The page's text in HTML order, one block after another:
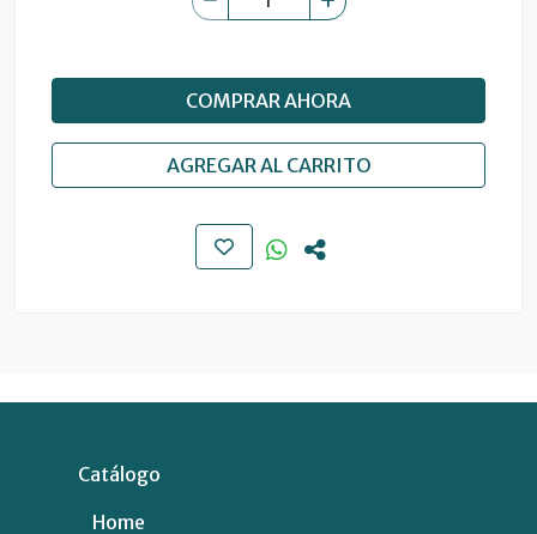
COMPRAR AHORA
AGREGAR AL CARRITO
Catálogo
Home